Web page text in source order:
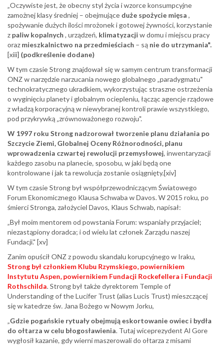
„Oczywiste jest, że obecny styl życia i wzorce konsumpcyjne
zamożnej klasy średniej – obejmujące duże spożycie mięsa ,
spożywanie dużych ilości mrożonek i gotowej żywności, korzystanie
z paliw kopalnych , urządzeń, klimatyzacji w domu i miejscu pracy
oraz mieszkalnictwo na przedmieściach – są nie do utrzymania".
[xiii] (podkreślenie dodane)
W tym czasie Strong znajdował się w samym centrum transformacji
ONZ w narzędzie narzucania nowego globalnego „paradygmatu"
technokratycznego ukradkiem, wykorzystując straszne ostrzeżenia
o wyginięciu planety i globalnym ociepleniu, łącząc agencje rządowe
z władzą korporacyjną w niewybranej kontroli prawie wszystkiego,
pod przykrywką „zrównoważonego rozwoju".
W 1997 roku Strong nadzorował tworzenie planu działania po
Szczycie Ziemi, Globalnej Oceny Różnorodności, planu
wprowadzenia czwartej rewolucji przemysłowej, inwentaryzacji
każdego zasobu na planecie, sposobu, w jaki będą one
kontrolowane i jak ta rewolucja zostanie osiągnięty.[xiv]
W tym czasie Strong był współprzewodniczącym Światowego
Forum Ekonomicznego Klausa Schwaba w Davos. W 2015 roku, po
śmierci Stronga, założyciel Davos, Klaus Schwab, napisał:
„Był moim mentorem od powstania Forum: wspaniały przyjaciel;
niezastąpiony doradca; i od wielu lat członek Zarządu naszej
Fundacji." [xv]
Zanim opuścił ONZ z powodu skandalu korupcyjnego w Iraku,
Strong był członkiem Klubu Rzymskiego, powiernikiem
Instytutu Aspen, powiernikiem Fundacji Rockefellera i Fundacji
Rothschilda. Strong był także dyrektorem Temple of
Understanding of the Lucifer Trust (alias Lucis Trust) mieszczącej
się w katedrze św. Jana Bożego w Nowym Jorku,
„Gdzie pogańskie rytuały obejmują eskortowanie owiec i bydła
do ołtarza w celu błogosławienia. Tutaj wiceprezydent Al Gore
wygłosił kazanie, gdy wierni maszerowali do ołtarza z misami